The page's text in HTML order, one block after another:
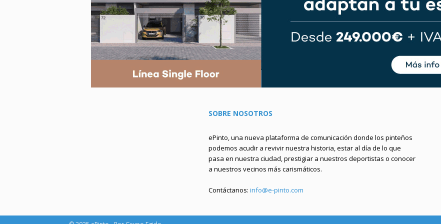
SOBRE NOSOTROS
ePinto, una nueva plataforma de comunicación donde los pinteños
podemos acudir a revivir nuestra historia, estar al día de lo que
pasa en nuestra ciudad, prestigiar a nuestros deportistas o conocer
a nuestros vecinos más carismáticos.
Contáctanos: info@e-pinto.com